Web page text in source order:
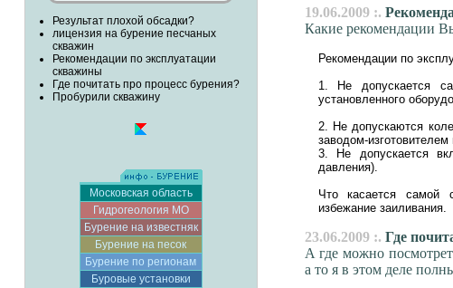
Результат плохой обсадки?
лицензия на бурение песчаных
скважин
Рекомендации по эксплуатации
скважины
Где почитать про процесс бурения?
Пробурили скважину
Московская область
Гидрогеология МО
Бурение на известняк
Бурение на песок
Бурение по регионам
Буровые установки
19.06.2009 :.
Какие рекомендации
Рекомендации по
1. Не допускается
установленного
2. Не допускаются
заводом-изготовителем
3. Не допускается
давления).
Что касается самой
избежание заиливания.
23.06.2009 :. Где
А где можно
а то я в этом деле